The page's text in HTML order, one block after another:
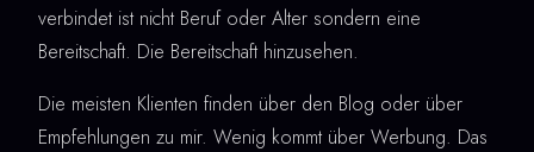
verbindet ist nicht Beruf oder Alter sondern eine
Bereitschaft. Die Bereitschaft hinzusehen.
Die meisten Klienten finden über den Blog oder über
Empfehlungen zu mir. Wenig kommt über Werbung. Das